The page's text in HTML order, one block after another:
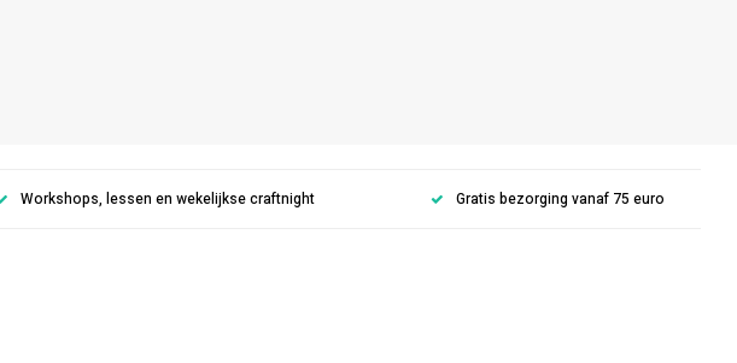
Workshops, lessen en wekelijkse craftnight Gratis bezorging vanaf 75 euro